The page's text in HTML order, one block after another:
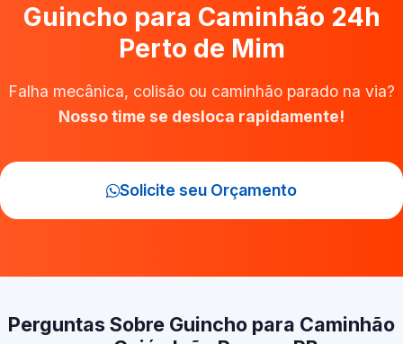
Guincho para Caminhão 24h
Perto de Mim
Falha mecânica, colisão ou caminhão parado na via?
Nosso time se desloca rapidamente!
Solicite seu Orçamento
Perguntas Sobre Guincho para Caminhão